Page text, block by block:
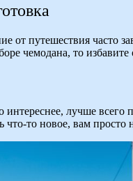
от путешествия часто
чемодана, то
лучше всего
то новое, вам просто